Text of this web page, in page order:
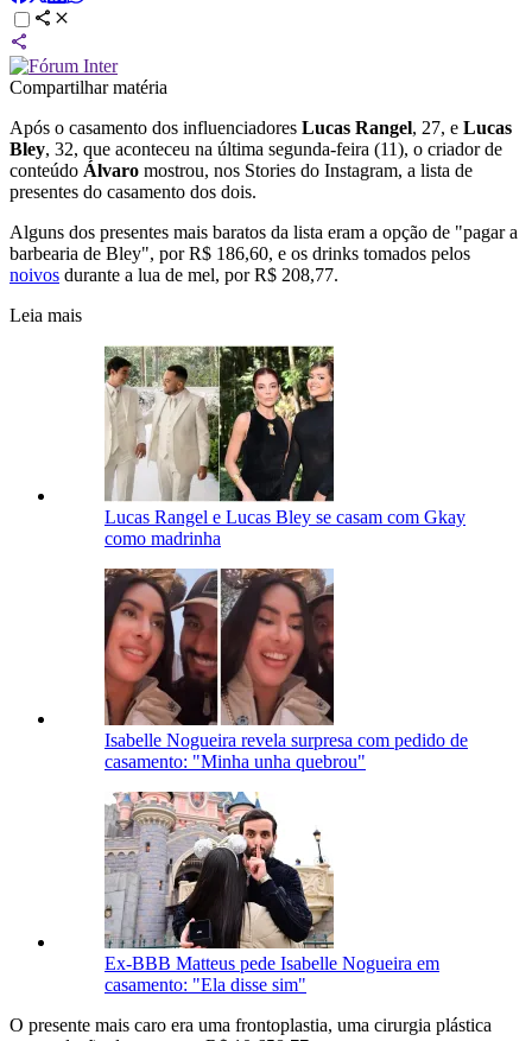
Compartilhar matéria
Após o casamento dos influenciadores Lucas Rangel, 27, e Lucas
Bley, 32, que aconteceu na última segunda-feira (11), o criador de
conteúdo Álvaro mostrou, nos Stories do Instagram, a lista de
presentes do casamento dos dois.
Alguns dos presentes mais baratos da lista eram a opção de "pagar a
barbearia de Bley", por R$ 186,60, e os drinks tomados pelos
noivos durante a lua de mel, por R$ 208,77.
Leia mais
Lucas Rangel e Lucas Bley se casam com Gkay
como madrinha
Isabelle Nogueira revela surpresa com pedido de
casamento: "Minha unha quebrou"
Ex-BBB Matteus pede Isabelle Nogueira em
casamento: "Ela disse sim"
O presente mais caro era uma frontoplastia, uma cirurgia plástica